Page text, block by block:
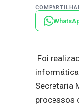
Foi
Secretaria
processos